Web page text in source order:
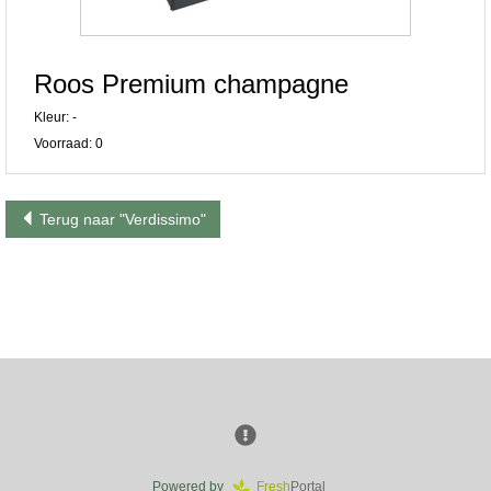
Roos Premium champagne
Kleur: -
Voorraad: 0
Terug naar "Verdissimo"
Powered by Fresh Portal